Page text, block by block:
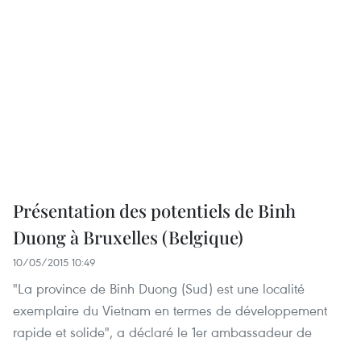
Présentation des potentiels de Binh
Duong à Bruxelles (Belgique)
10/05/2015 10:49
"La province de Binh Duong (Sud) est une localité
exemplaire du Vietnam en termes de développement
rapide et solide", a déclaré le 1er ambassadeur de